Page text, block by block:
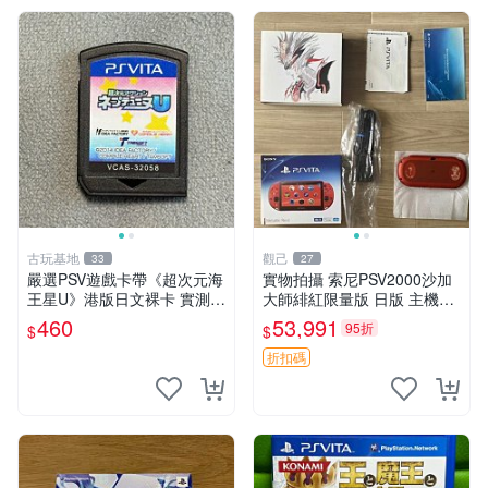
古玩基地 33
嚴選PSV遊戲卡帶《超次元海
王星U》港版日文裸卡 實測暢
玩 索尼專屬 psv psv游戲 psv
游戲卡帶
$460
觀己 27
實物拍攝 索尼PSV2000沙加
大師緋紅限量版 日版 主機全
配齊 收藏級 電腦遊戲掌機 帶
盒說明書 全新未修 正規對碼
沙加大作
$53,991 95折
折扣碼